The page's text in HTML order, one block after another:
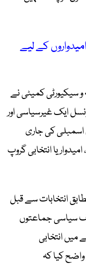
کے لیے
سیکیورٹی کمیٹی نے
ایک غیرسیاسی اور
اسمبلی کی جاری
یا انتخابی گروپ
انتخابات سے قبل
سیاسی جماعتوں
میں انتخابی
کیا کہ